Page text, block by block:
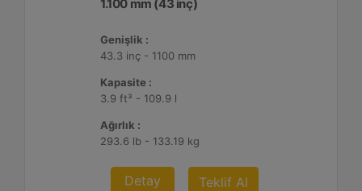
1.100 mm (43 inç)
Genişlik :
43.3 inç - 1100 mm
Kapasite :
3.9 ft³ - 109.9 l
Ağırlık :
293.6 lb - 133.19 kg
Detay Teklif Al